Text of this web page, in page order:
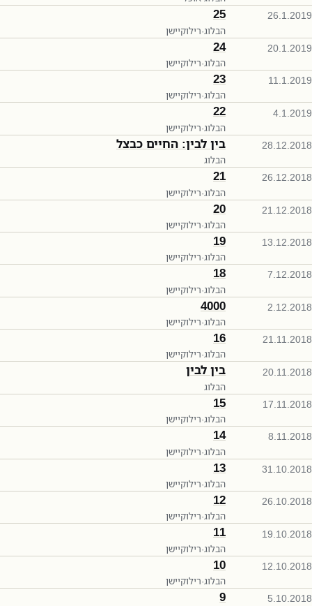
26.1.2019
25
הבלוג·רילוקיישן
20.1.2019
24
הבלוג·רילוקיישן
11.1.2019
23
הבלוג·רילוקיישן
4.1.2019
22
הבלוג·רילוקיישן
28.12.2018 בין לבין: החיים כבצל
הבלוג
26.12.2018
21
הבלוג·רילוקיישן
21.12.2018
20
הבלוג·רילוקיישן
13.12.2018
19
הבלוג·רילוקיישן
7.12.2018
18
הבלוג·רילוקיישן
2.12.2018
4000
הבלוג·רילוקיישן
21.11.2018
16
הבלוג·רילוקיישן
20.11.2018 בין לבין
הבלוג
17.11.2018
15
הבלוג·רילוקיישן
8.11.2018
14
הבלוג·רילוקיישן
31.10.2018
13
הבלוג·רילוקיישן
26.10.2018
12
הבלוג·רילוקיישן
19.10.2018
11
הבלוג·רילוקיישן
12.10.2018
10
הבלוג·רילוקיישן
5.10.2018
9